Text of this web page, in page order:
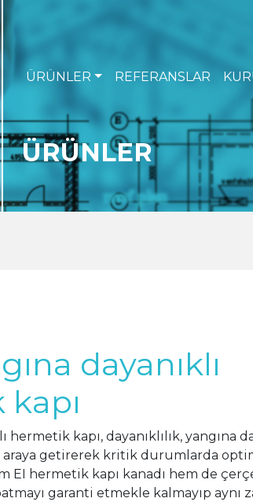
ÜRÜNLER REFERANSLAR
ÜRÜNLER
dayanıklı
hermetik kapı, dayanıklılık, yangına
getirerek kritik durumlarda
EI hermetik kapı kanadı hem de
garanti etmekle kalmayıp aynı